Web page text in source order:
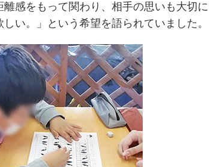
感をもって関わり、相手の思いも大切に
い。」という希望を語られていました。